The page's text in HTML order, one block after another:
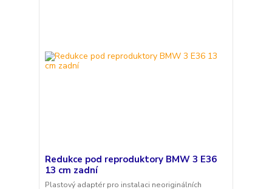
Redukce pod reproduktory BMW 3 E36
13 cm zadní
Plastový adaptér pro instalaci neoriginálních